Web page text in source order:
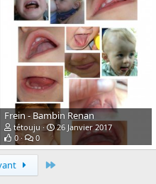
Frein - Bambin Renan
tétouju
26 Janvier 2017
0
0